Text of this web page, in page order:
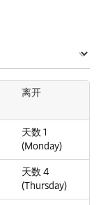
离开
天数 1
(Monday)
天数 4
(Thursday)